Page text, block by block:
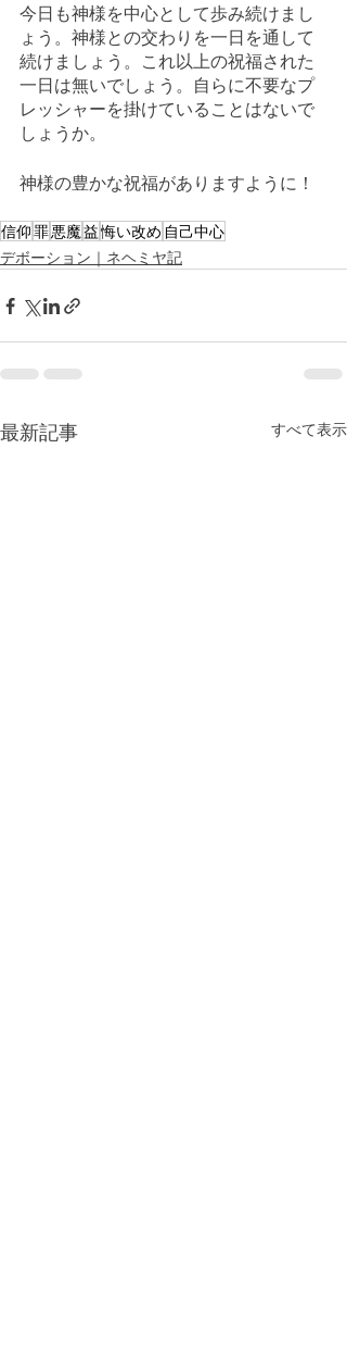
今日も神様を中心として歩み続けまし
ょう。神様との交わりを一日を通して
続けましょう。これ以上の祝福された
一日は無いでしょう。自らに不要なプ
レッシャーを掛けていることはないで
しょうか。
神様の豊かな祝福がありますように！
信仰罪悪魔益悔い改め 自己中心
デボーション｜ネヘミヤ記
最新記事 すべて表示